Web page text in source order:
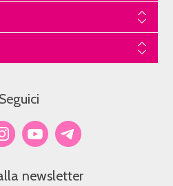
Seguici
newsletter